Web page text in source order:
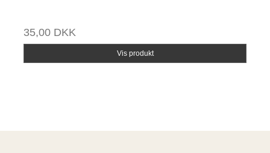
35,00 DKK
Vis produkt